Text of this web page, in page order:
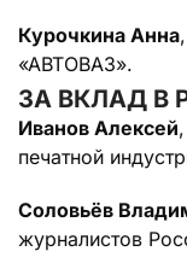
Курочкина Анна
«АВТОВАЗ».
ЗА ВКЛАД В
Иванов Алексей
печатной
Соловьёв
журналистов